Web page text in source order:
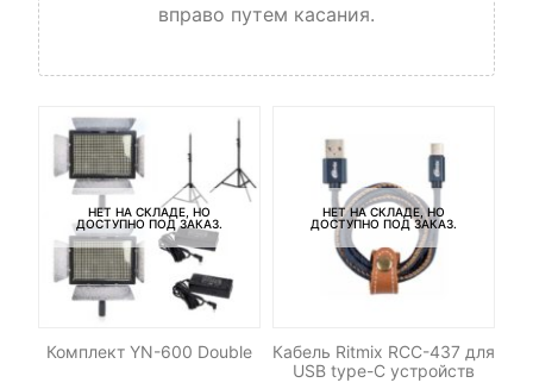
вправо путем касания.
НЕТ НА СКЛАДЕ, НО
ДОСТУПНО ПОД ЗАКАЗ.
Комплект YN-600 Double
НЕТ НА СКЛАДЕ, НО
ДОСТУПНО ПОД ЗАКАЗ.
Кабель Ritmix RCC-437 для
USB type-C устройств